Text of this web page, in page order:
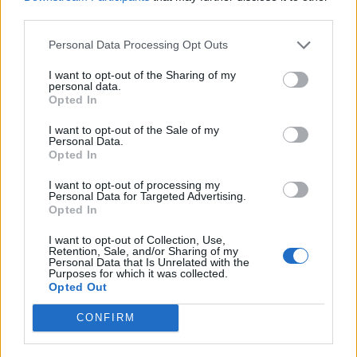
Personal Data Processing Opt Outs
I want to opt-out of the Sharing of my
personal data.
Opted In
I want to opt-out of the Sale of my
Personal Data.
Opted In
I want to opt-out of processing my
Personal Data for Targeted Advertising.
Opted In
I want to opt-out of Collection, Use,
Retention, Sale, and/or Sharing of my
Personal Data that Is Unrelated with the
Purposes for which it was collected.
Opted Out
CONFIRM
Ακολουθήστε το Pink.gr στο
μάθετε πρώτοιτα πιο hot νέα.
Ακολουθήστε το Pink.gr και στο